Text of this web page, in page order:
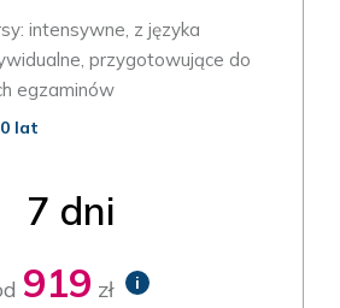
intensywne, z języka
przygotowujące do
egzaminów
lat
7 dni
919 zł i